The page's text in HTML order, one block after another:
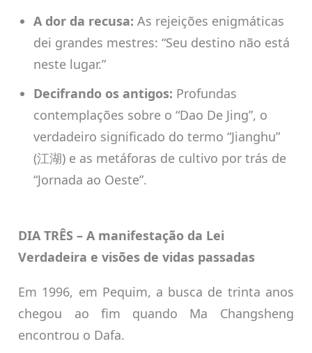
A dor da recusa: As rejeições enigmáticas
dei grandes mestres: “Seu destino não está
neste lugar.”
Decifrando os antigos: Profundas
contemplações sobre o “Dao De Jing”, o
verdadeiro significado do termo “Jianghu”
(江湖) e as metáforas de cultivo por trás de
“Jornada ao Oeste”.
DIA TRÊS – A manifestação da Lei
Verdadeira e visões de vidas passadas
Em 1996, em Pequim, a busca de trinta anos
chegou ao fim quando Ma Changsheng
encontrou o Dafa.